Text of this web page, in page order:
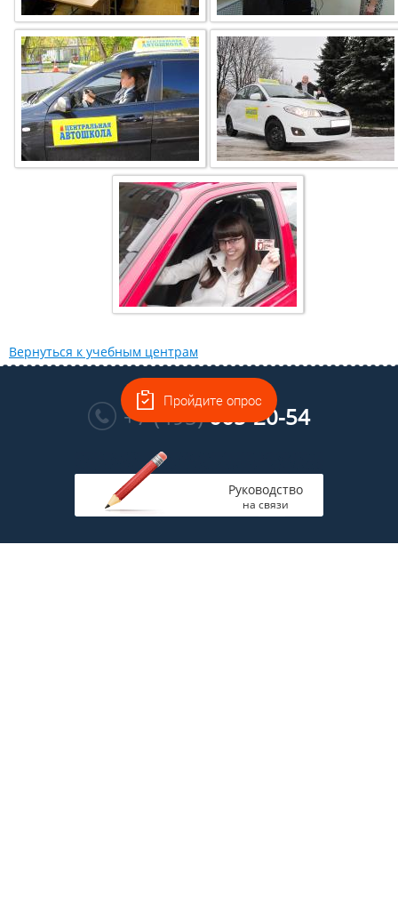
Вернуться к учебным центрам
Многоканальный
+7 (495)665-20-54
Руководство
на связи
Пройдите опрос